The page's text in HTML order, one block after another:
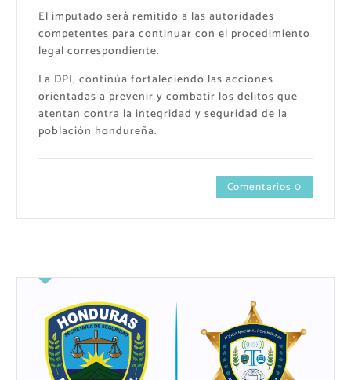
El imputado será remitido a las autoridades
competentes para continuar con el procedimiento
legal correspondiente.
La DPI, continúa fortaleciendo las acciones
orientadas a prevenir y combatir los delitos que
atentan contra la integridad y seguridad de la
población hondureña.
Comentarios 0